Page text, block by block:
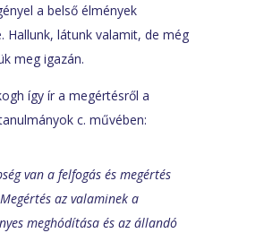
a belső élmények
Hallunk, látunk valamit, de még
meg igazán.
így ír a megértésről a
c. művében:
van a felfogás és megértés
az valaminek a
meghódítása és az állandó